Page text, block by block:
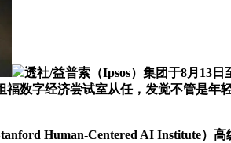
透社/益普索（Ipsos）集团于8月13
数字经济尝试室从任，发觉不管是
Human-Centered AI Institute）